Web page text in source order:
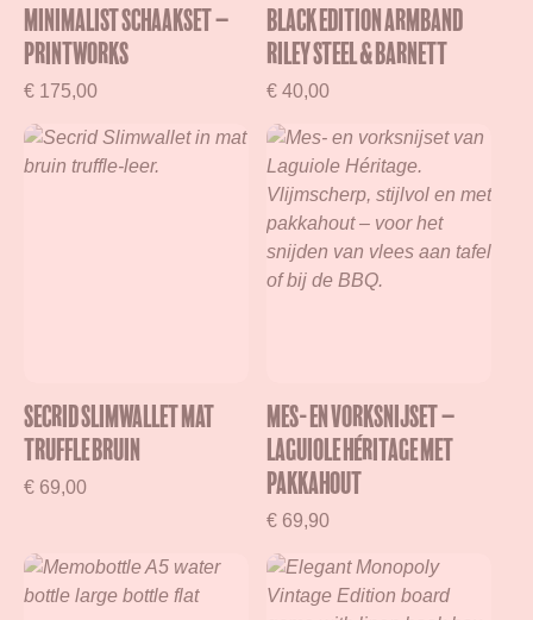
Minimalist Schaakset –
Printworks
€ 175,00
Black Edition Armband
Riley Steel & Barnett
€ 40,00
Secrid Slimwallet Mat
Truffle Bruin
€ 69,00
Mes- en vorksnijset –
Laguiole Héritage met
pakkahout
€ 69,90